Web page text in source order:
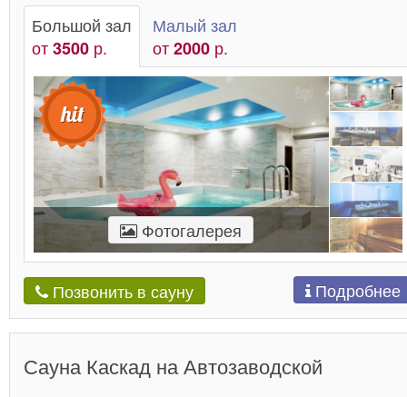
Большой зал
от3500 р.
Малый зал
от2000 р.
Фотогалерея
Позвонить в сауну Подробнее
Сауна Каскад на Автозаводской